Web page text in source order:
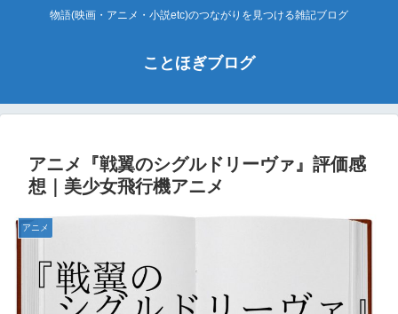
物語(映画・アニメ・小説etc)のつながりを見つける雑記ブログ
ことほぎブログ
アニメ『戦翼のシグルドリーヴァ』評価感
想｜美少女飛行機アニメ
アニメ